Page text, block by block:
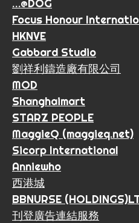
…@DOG
Focus Honour
HKNVE
Gabbard Studio
劉祥利鑄造廠有限公司
MOD
Shanghaimart
STARZ PEOPLE
MaggieQ (maggieq.net)
Sicorp International
Anniewho
西港城
BBNURSE
刊登廣告連結服務